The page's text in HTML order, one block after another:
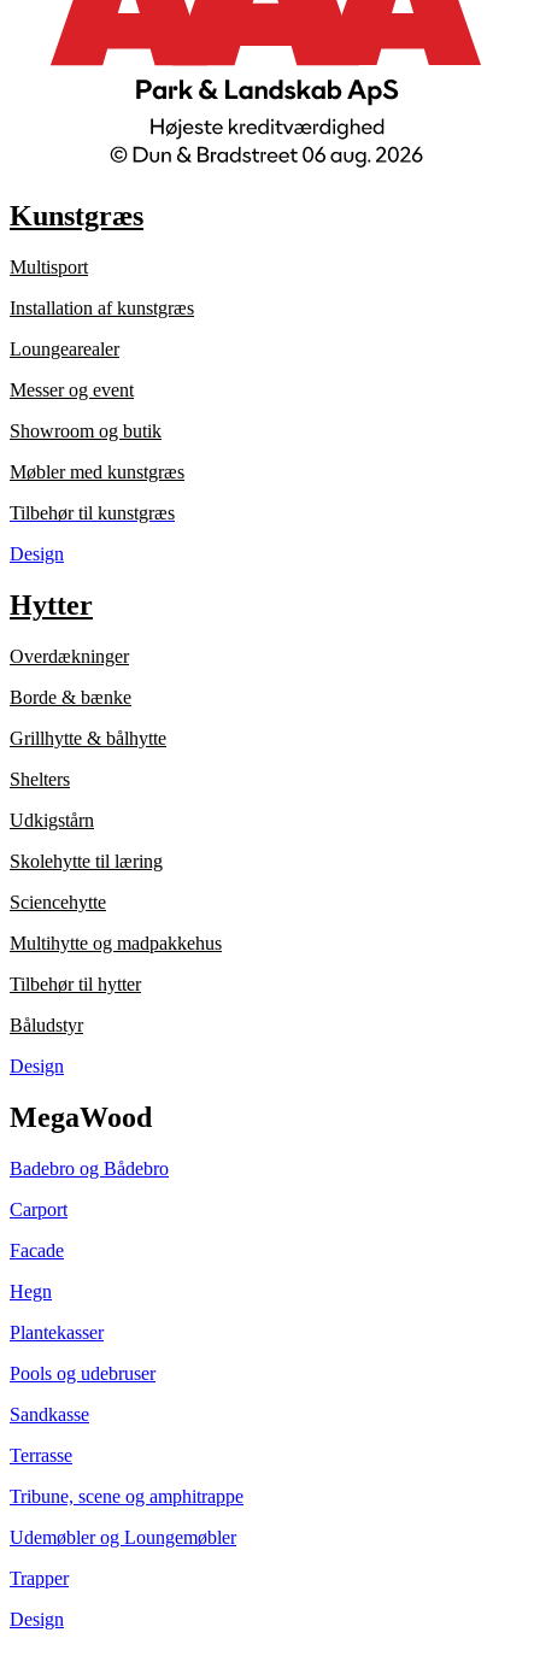
Kunstgræs
Multisport
Installation af kunstgræs
Loungearealer
Messer og event
Showroom og butik
Møbler med kunstgræs
Tilbehør til kunstgræs
Design
Hytter
Overdækninger
Borde & bænke
Grillhytte & bålhytte
Shelters
Udkigstårn
Skolehytte til læring
Sciencehytte
Multihytte og madpakkehus
Tilbehør til hytter
Båludstyr
Design
MegaWood
Badebro og Bådebro
Carport
Facade
Hegn
Plantekasser
Pools og udebruser
Sandkasse
Terrasse
Tribune, scene og amphitrappe
Udemøbler og Loungemøbler
Trapper
Design